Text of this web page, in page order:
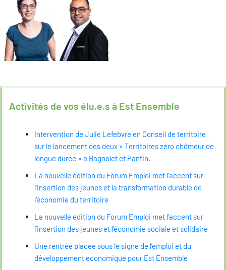
Activités de vos élu.e.s à Est Ensemble
Intervention de Julie Lefebvre en Conseil de territoire
sur le lancement des deux « Territoires zéro chômeur de
longue durée » à Bagnolet et Pantin.
La nouvelle édition du Forum Emploi met l’accent sur
l’insertion des jeunes et la transformation durable de
l’économie du territoire
La nouvelle édition du Forum Emploi met l’accent sur
l’insertion des jeunes et l’économie sociale et solidaire
Une rentrée placée sous le signe de l’emploi et du
développement économique pour Est Ensemble